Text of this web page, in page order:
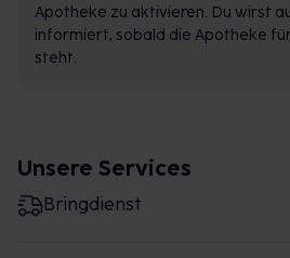
Apotheke zu aktivieren. Du wirst
informiert, sobald die Apotheke
steht.
Unsere Services
Bringdienst